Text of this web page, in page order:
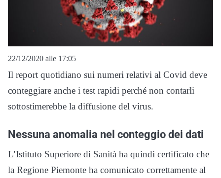
22/12/2020 alle 17:05
Il report quotidiano sui numeri relativi al Covid deve
conteggiare anche i test rapidi perché non contarli
sottostimerebbe la diffusione del virus.
Nessuna anomalia nel conteggio dei dati
L’Istituto Superiore di Sanità ha quindi certificato che
la Regione Piemonte ha comunicato correttamente al